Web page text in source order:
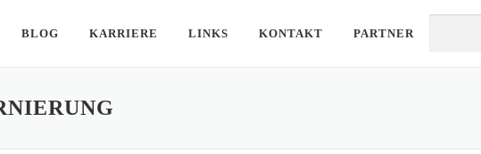
BLOG KARRIERE LINKS KONTAKT PARTNER